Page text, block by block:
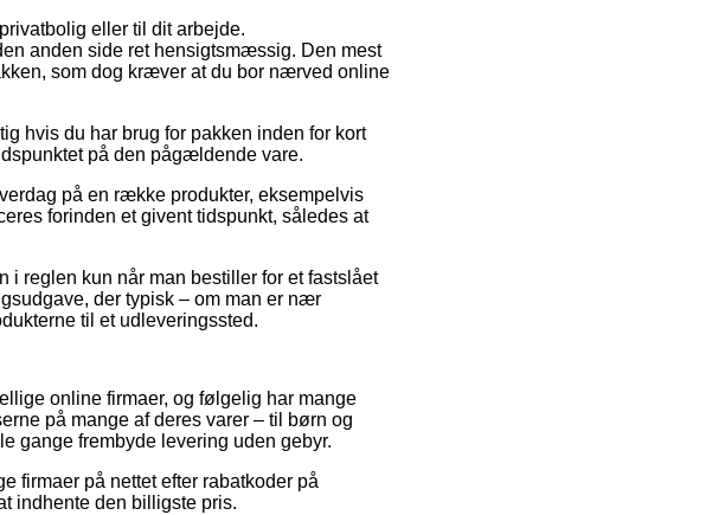
eller til dit arbejde.
anden side ret hensigtsmæssig. Den mest
som dog kræver at du bor nærved online
hvis du har brug for pakken inden for kort
på den pågældende vare.
på en række produkter, eksempelvis
forinden et givent tidspunkt, således at
reglen kun når man bestiller for et fastslået
der typisk – om man er nær
til et udleveringssted.
online firmaer, og følgelig har mange
på mange af deres varer – til børn og
gange frembyde levering uden gebyr.
firmaer på nettet efter rabatkoder på
indhente den billigste pris.